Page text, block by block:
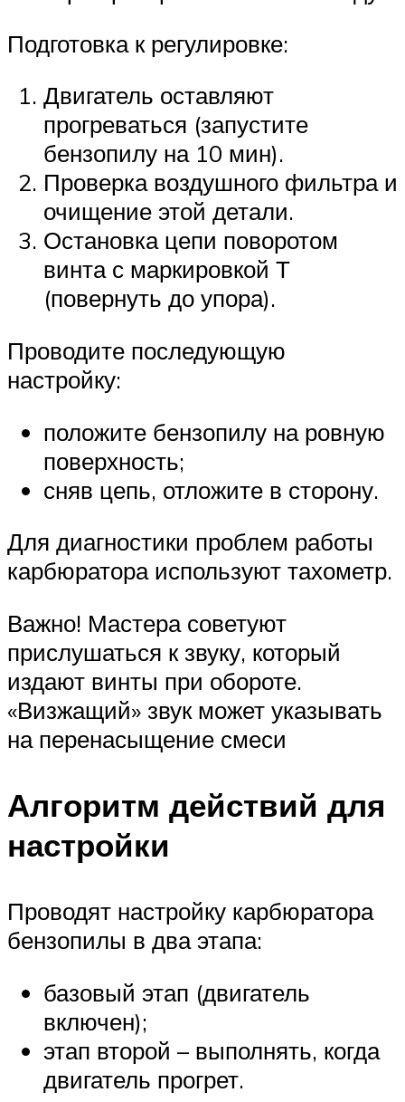
Подготовка к регулировке:
Двигатель оставляют
прогреваться (запустите
бензопилу на 10 мин).
Проверка воздушного фильтра и
очищение этой детали.
Остановка цепи поворотом
винта с маркировкой Т
(повернуть до упора).
Проводите последующую
настройку:
положите бензопилу на ровную
поверхность;
сняв цепь, отложите в сторону.
Для диагностики проблем работы
карбюратора используют тахометр.
Важно! Мастера советуют
прислушаться к звуку, который
издают винты при обороте.
«Визжащий» звук может указывать
на перенасыщение смеси
Алгоритм действий для
настройки
Проводят настройку карбюратора
бензопилы в два этапа:
базовый этап (двигатель
включен);
этап второй – выполнять, когда
двигатель прогрет.